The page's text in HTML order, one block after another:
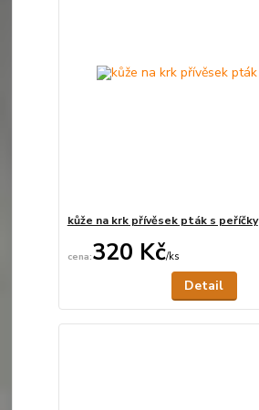
kůže na krk přívěsek pták s peříčky
320 Kč/ks
Detail